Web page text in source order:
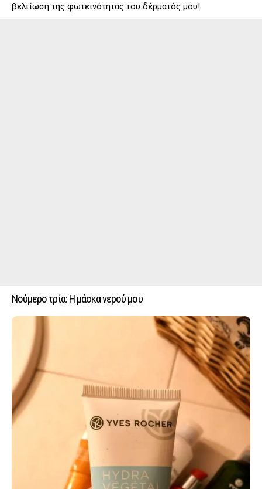
βελτίωση της φωτεινότητας του δέρματός μου!
Νούμερο τρία: Η μάσκα νερού μου